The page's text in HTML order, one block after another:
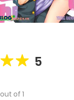
5
out of 1